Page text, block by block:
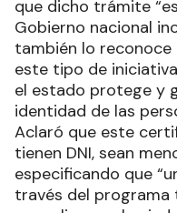
que dicho trámite
Gobierno nacional
también lo reconoce
este tipo de
el estado protege y
identidad de las
Aclaró que este
tienen DNI, sean
especificando que
través del